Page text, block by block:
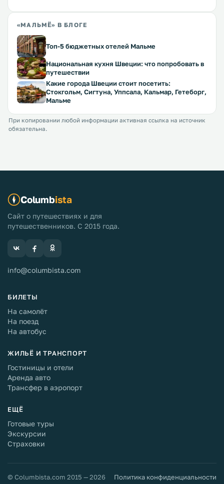
«МАЛЬМЁ» В БЛОГЕ
Топ-5 бюджетных отелей Мальме
Национальная кухня Швеции: что попробовать в
путешествии
Какие города Швеции стоит посетить:
Стокгольм, Сигтуна, Уппсала, Кальмар, Гетеборг,
Мальме
При копировании любой информации активная ссылка на источник
обязательна.
Columbista
Сайт о путешествиях и для
путешественников. С 2015 года.
info@columbista.com
БИЛЕТЫ
На самолёт
На поезд
На автобус
ЖИЛЬЁ И ТРАНСПОРТ
Гостиницы и отели
Аренда авто
Трансфер в аэропорт
ЕЩЁ
Готовые туры
Экскурсии
Страховки
© Columbista.com 2015 — 2026 Политика конфиденциальности